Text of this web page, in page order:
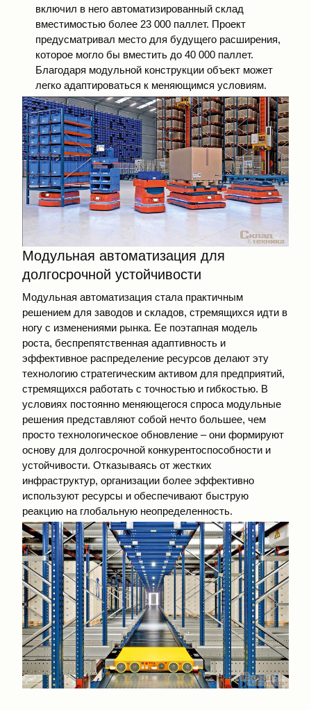
включил в него автоматизированный склад
вместимостью более 23 000 паллет. Проект
предусматривал место для будущего расширения,
которое могло бы вместить до 40 000 паллет.
Благодаря модульной конструкции объект может
легко адаптироваться к меняющимся условиям.
Модульная автоматизация для
долгосрочной устойчивости
Модульная автоматизация стала практичным
решением для заводов и складов, стремящихся идти в
ногу с изменениями рынка. Ее поэтапная модель
роста, беспрепятственная адаптивность и
эффективное распределение ресурсов делают эту
технологию стратегическим активом для предприятий,
стремящихся работать с точностью и гибкостью. В
условиях постоянно меняющегося спроса модульные
решения представляют собой нечто большее, чем
просто технологическое обновление – они формируют
основу для долгосрочной конкурентоспособности и
устойчивости. Отказываясь от жестких
инфраструктур, организации более эффективно
используют ресурсы и обеспечивают быструю
реакцию на глобальную неопределенность.